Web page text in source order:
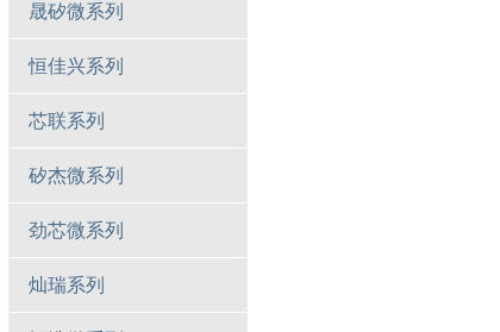
晟矽微系列
恒佳兴系列
芯联系列
矽杰微系列
劲芯微系列
灿瑞系列